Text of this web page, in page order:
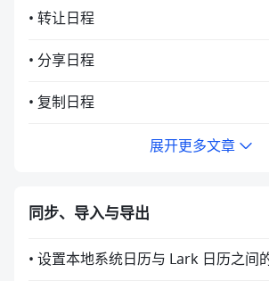
• 转让日程
• 分享日程
• 复制日程
展开更多文章
同步、导入与导出
• 设置本地系统日历与 Lark 日历之间